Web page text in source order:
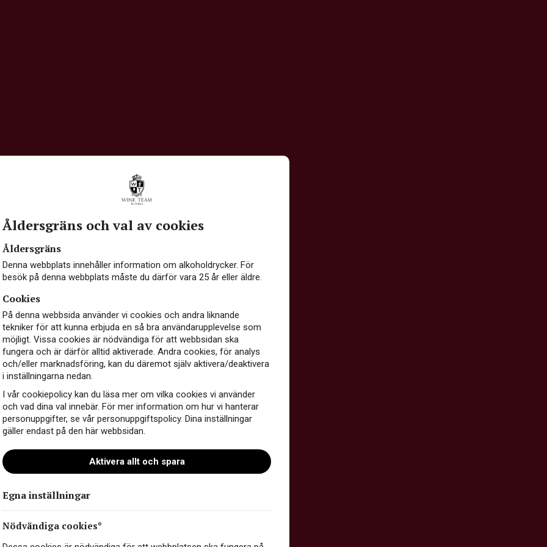
Åldersgräns och val av cookies
Åldersgräns
Denna webbplats innehåller information om alkoholdrycker. För
besök på denna webbplats måste du därför vara 25 år eller äldre.
Cookies
På denna webbsida använder vi cookies och andra liknande
tekniker för att kunna erbjuda en så bra användarupplevelse som
möjligt. Vissa cookies är nödvändiga för att webbsidan ska
fungera och är därför alltid aktiverade. Andra cookies, för analys
och/eller marknadsföring, kan du däremot själv aktivera/deaktivera
i inställningarna nedan.
I vår cookiepolicy kan du läsa mer om vilka cookies vi använder
och vad dina val innebär. För mer information om hur vi hanterar
personuppgifter, se vår personuppgiftspolicy. Dina inställningar
gäller endast på den här webbsidan.
Aktivera allt och spara
Egna inställningar
Nödvändiga cookies*